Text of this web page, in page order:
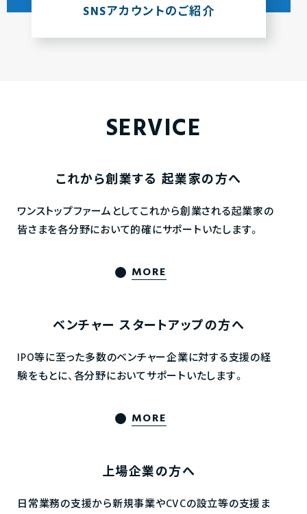
SNSアカウントのご紹介
SERVICE
これから創業する 起業家の方へ
ワンストップファームとしてこれから創業される起業家の
皆さまを各分野において的確にサポートいたします。
MORE
ベンチャー スタートアップの方へ
IPO等に至った多数のベンチャー企業に対する支援の経
験をもとに、各分野においてサポートいたします。
MORE
上場企業の方へ
日常業務の支援から新規事業やCVCの設立等の支援ま